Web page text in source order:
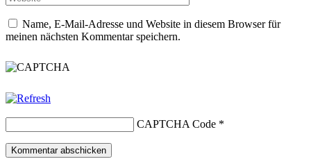
Name, E-Mail-Adresse und Website in diesem Browser für
meinen nächsten Kommentar speichern.
CAPTCHA Code *